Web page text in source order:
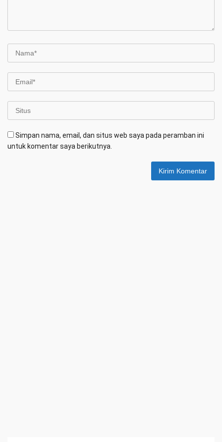
Simpan nama, email, dan situs web saya pada peramban ini
untuk komentar saya berikutnya.